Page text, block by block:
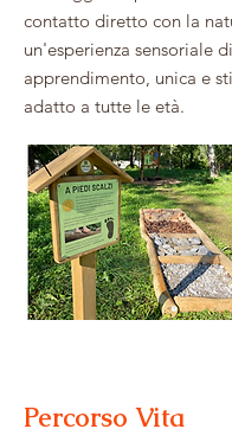
contatto diretto con la
un'esperienza sensoriale di
apprendimento, unica e
adatto a tutte le età.
Percorso Vita